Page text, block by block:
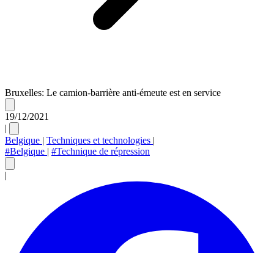
Bruxelles: Le camion-barrière anti-émeute est en service
19/12/2021
|
Belgique | Techniques et technologies |
#Belgique | #Technique de répression
|